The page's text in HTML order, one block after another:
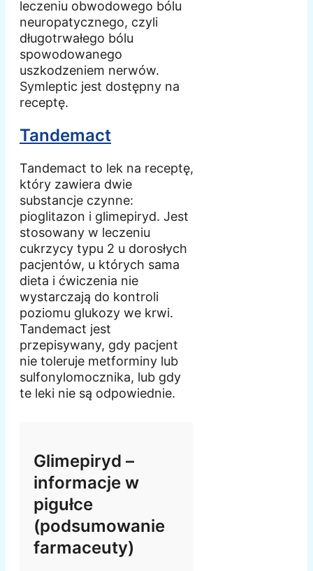
leczeniu obwodowego bólu
neuropatycznego, czyli
długotrwałego bólu
spowodowanego
uszkodzeniem nerwów.
Symleptic jest dostępny na
receptę.
Tandemact
Tandemact to lek na receptę,
który zawiera dwie
substancje czynne:
pioglitazon i glimepiryd. Jest
stosowany w leczeniu
cukrzycy typu 2 u dorosłych
pacjentów, u których sama
dieta i ćwiczenia nie
wystarczają do kontroli
poziomu glukozy we krwi.
Tandemact jest
przepisywany, gdy pacjent
nie toleruje metforminy lub
sulfonylomocznika, lub gdy
te leki nie są odpowiednie.
Glimepiryd –
informacje w
pigułce
(podsumowanie
farmaceuty)